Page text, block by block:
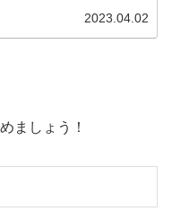
2023.04.02
ましょう！